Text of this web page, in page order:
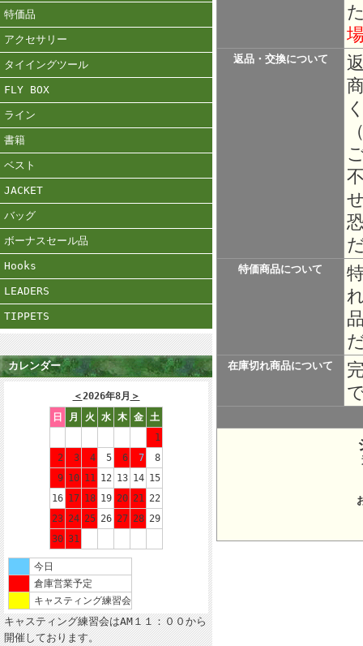
特価品
アクセサリー
タイイングツール
FLY BOX
ライン
書籍
ベスト
JACKET
バッグ
ボーナスセール品
Hooks
LEADERS
TIPPETS
カレンダー
＜2026年8月 ＞
日
月 火 水 木 金
土
1
2
3 4 5 6 7
8
9 10 11 12 13 14 15
16 17 18 19 20 21
22
23 24 25 26 27 28 29
30 31
今日
倉庫営業予定
キャスティング練習会
キャスティング練習会はAM１１：００から
開催しております。
返品・交換について
特価商品について
在庫切れ商品について